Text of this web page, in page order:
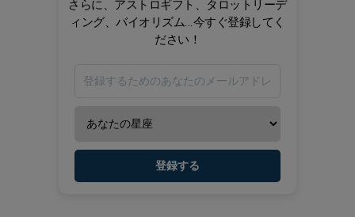
さらに、アストロギフト、タロットリーデ
ィング、バイオリズム...今すぐ登録してく
ださい！
登録する